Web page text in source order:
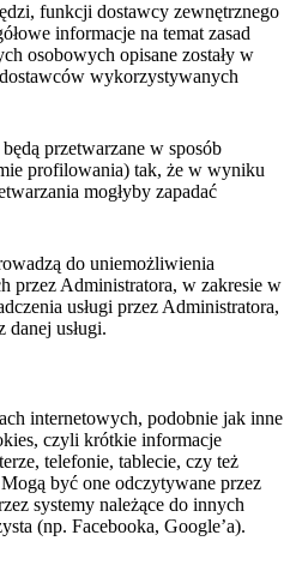
funkcji dostawcy zewnętrznego
informacje na temat zasad
osobowych opisane zostały w
wykorzystywanych
przetwarzane w sposób
profilowania) tak, że w wyniku
mogłyby zapadać
do uniemożliwienia
przez Administratora, w zakresie w
usługi przez Administratora,
danej usługi.
internetowych, podobnie jak inne
czyli krótkie informacje
telefonie, tablecie, czy też
być one odczytywane przez
systemy należące do innych
(np. Facebooka, Google’a).